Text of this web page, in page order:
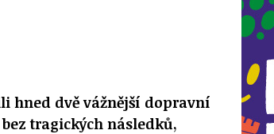
hned dvě vážnější dopravní
tragických následků,